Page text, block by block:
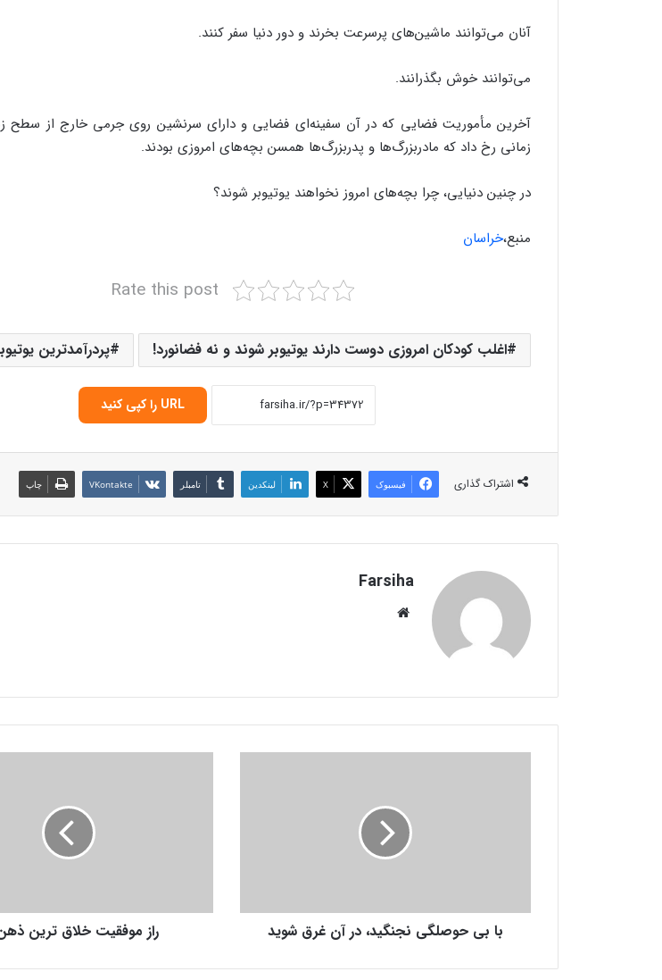
آنان می‌توانند ماشین‌های پرسرعت بخرند و دور دنیا سفر کنند.
می‌توانند خوش بگذرانند.
آخرین مأموریت فضایی که در آن سفینه‌ای فضایی و دارای سرنشین‌ روی جرمی خارج از سطح
زمانی رخ داد که مادربزرگ‌ها و پدربزرگ‌ها همسن بچه‌های امروزی بودند.
در چنین دنیایی، چرا بچه‌های امروز نخواهند یوتیوبر شوند؟
منبع،خراسان
Rate this post
اغلب کودکان امروزی دوست دارند یوتیوبر شوند و نه فضانورد! پردرآمدترین
URL را کپی کنید
اشتراک گذاری فیسبوک X لینکدین ‫تامبلر ‫VKontakte چاپ
Farsiha
گ
ج
با بی حوصلگی نجنگید، در آن غرق شوید
ت
ا
راز موفقیت خلاق‌‌ ترین